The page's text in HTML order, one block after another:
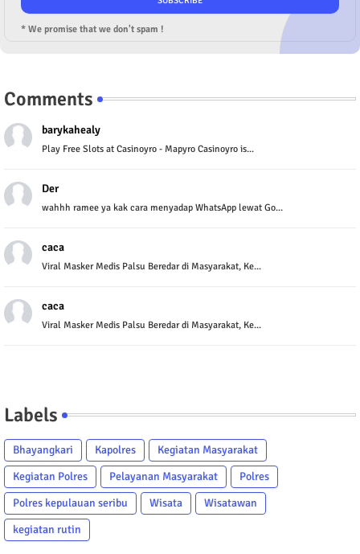
* We promise that we don't spam !
Comments
barykahealy
Play Free Slots at Casinoyro - Mapyro Casinoyro is...
Der
wahhh ramee ya kak cara menyadap WhatsApp lewat Go...
caca
Viral Masker Medis Palsu Beredar di Masyarakat, Ke...
caca
Viral Masker Medis Palsu Beredar di Masyarakat, Ke...
Labels
Bhayangkari Kapolres
Kegiatan Masyarakat
Kegiatan Polres
Pelayanan Masyarakat
Polres
Polres kepulauan seribu
Wisata
Wisatawan
kegiatan rutin